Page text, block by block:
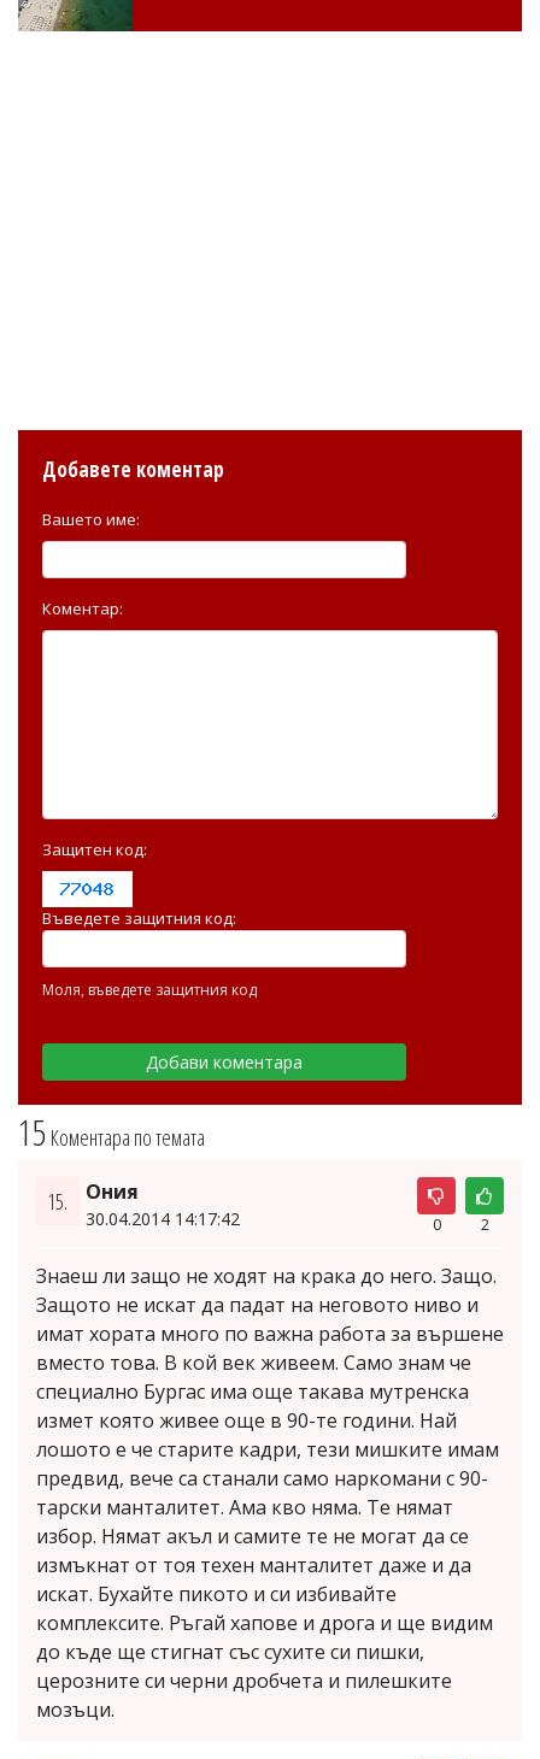
15 Коментара по темата
15. Ония
30.04.2014 14:17:42 0 2
Знаеш ли защо не ходят на крака до него. Защо.
Защото не искат да падат на неговото ниво и
имат хората много по важна работа за вършене
вместо това. В кой век живеем. Само знам че
специално Бургас има още такава мутренска
измет която живее още в 90-те години. Най
лошото е че старите кадри, тези мишките имам
предвид, вече са станали само наркомани с 90-
тарски манталитет. Ама кво няма. Те нямат
избор. Нямат акъл и самите те не могат да се
измъкнат от тоя техен манталитет даже и да
искат. Бухайте пикото и си избивайте
комплексите. Ръгай хапове и дрога и ще видим
до къде ще стигнат със сухите си пишки,
церозните си черни дробчета и пилешките
мозъци.
Добавете коментар
Вашето име:
Коментар:
Защитен код:
Въведете защитния код:
Моля, въведете защитния код